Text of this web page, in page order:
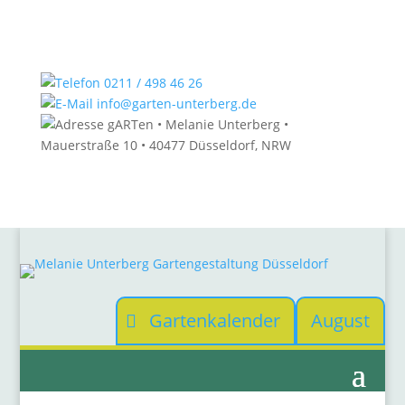
0211 / 498 46 26
info@garten-unterberg.de
gARTen • Melanie Unterberg •
Mauerstraße 10 • 40477 Düsseldorf, NRW
August
Gartenkalender